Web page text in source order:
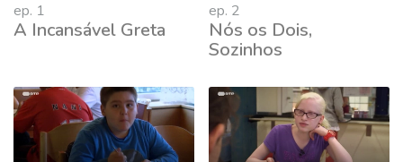
ep. 1
A Incansável Greta
ep. 2
Nós os Dois,
Sozinhos